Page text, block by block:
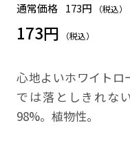
通常価格 173円 （税込）
173円 （税込）
心地よいホワイトロ
では落としきれな
98%。植物性。